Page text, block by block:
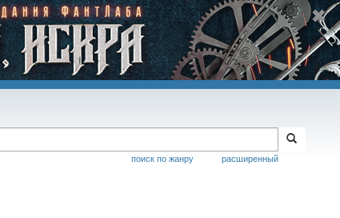
расширенный
поиск по жанру